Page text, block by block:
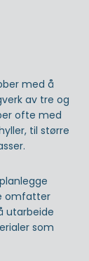
med å
av tre og
ofte med
til større
omfatter
utarbeide
som